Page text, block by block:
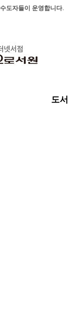
수도자들이 운영합니다.
도서